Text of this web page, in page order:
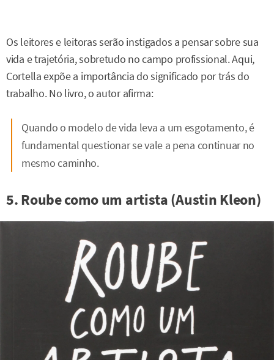
Os leitores e leitoras serão instigados a pensar sobre sua
vida e trajetória, sobretudo no campo profissional. Aqui,
Cortella expõe a importância do significado por trás do
trabalho. No livro, o autor afirma:
Quando o modelo de vida leva a um esgotamento, é
fundamental questionar se vale a pena continuar no
mesmo caminho.
5. Roube como um artista (Austin Kleon)